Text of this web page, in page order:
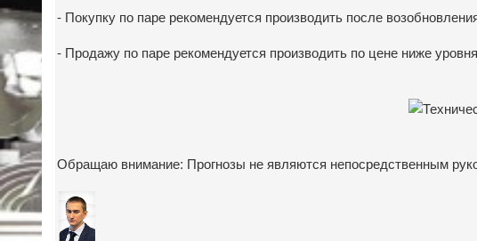
- Покупку по паре рекомендуется производить после
- Продажу по паре рекомендуется производить по цене ниже
Обращаю внимание: Прогнозы не являются непосредственным